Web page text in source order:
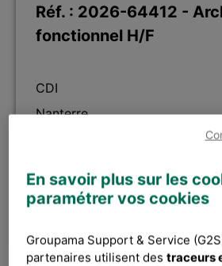
Réf. : 2026-64412 -
fonctionnel H/F
CDI
Nanterre
En savoir plus sur les
paramétrer vos cookies
Groupama Support & Service
partenaires utilisent destraceurs